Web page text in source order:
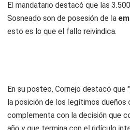
El mandatario destacó que las
Sosneado son de posesión de la
esto es lo que el fallo reivindica.
En su posteo, Cornejo destacó
la posición de los legítimos dueños
complementa con la decisión que